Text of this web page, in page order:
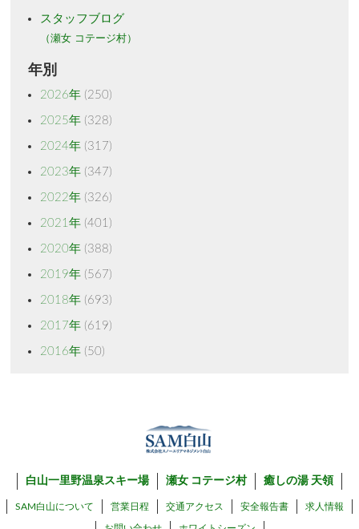
スタッフブログ
（瀬女 コテージ村）
年別
2026年(250)
2025年(328)
2024年(317)
2023年(347)
2022年(326)
2021年(401)
2020年(388)
2019年(567)
2018年(693)
2017年(619)
2016年(50)
白山一里野温泉スキー場 瀬女 コテージ村 癒しの湯 天領
SAM白山について 営業日程 交通アクセス 安全報告書 求人情報